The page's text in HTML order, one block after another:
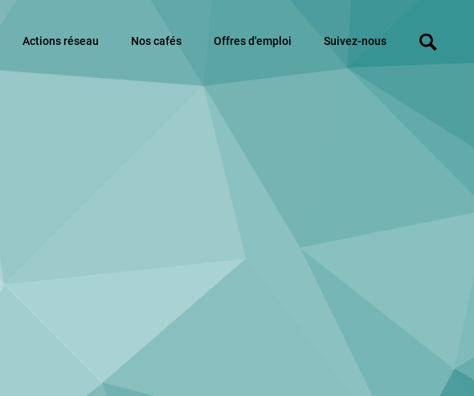
Actions réseau Nos cafés Offres d'emploi Suivez-nous